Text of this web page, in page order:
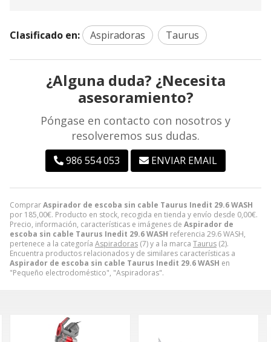
ComprarAspirador de escoba sin cable Taurus Inedit 29.6 WASH
por 185,00€. Producto en stock, recogida en tienda y envío desde 0,00€.
Precio, información, características e imágenes de Aspirador de
escoba sin cable Taurus Inedit 29.6 WASH referencia 29.6 WASH,
pertenece a la categoría Aspiradoras (7) y a la marca Taurus (2).
Encuentra productos relacionados y de similares características a
Aspirador de escoba sin cable Taurus Inedit 29.6 WASH en
"Pequeño electrodoméstico", "Aspiradoras".
Clasificado en: Aspiradoras Taurus
¿Alguna duda? ¿Necesita
asesoramiento?
Póngase en contacto con nosotros y
resolveremos sus dudas.
986 554 053 ENVIAR EMAIL